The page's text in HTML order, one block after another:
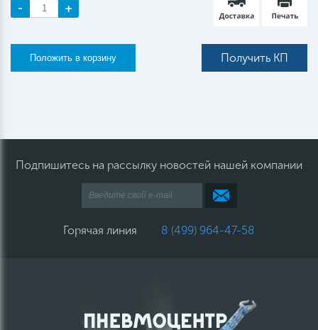
- +
Получить КП
Подпишитесь на рассылку новостей нашей компании
Горячая линия 8 (499) 964-47-58